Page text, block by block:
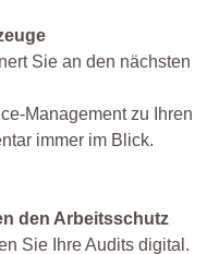
Sie an den nächsten
Management zu Ihren
immer im Blick.
den Arbeitsschutz
Sie Ihre Audits digital.